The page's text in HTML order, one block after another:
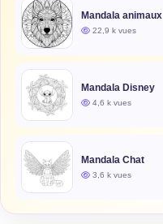
Mandala animaux
22,9 k vues
Mandala Disney
4,6 k vues
Mandala Chat
3,6 k vues